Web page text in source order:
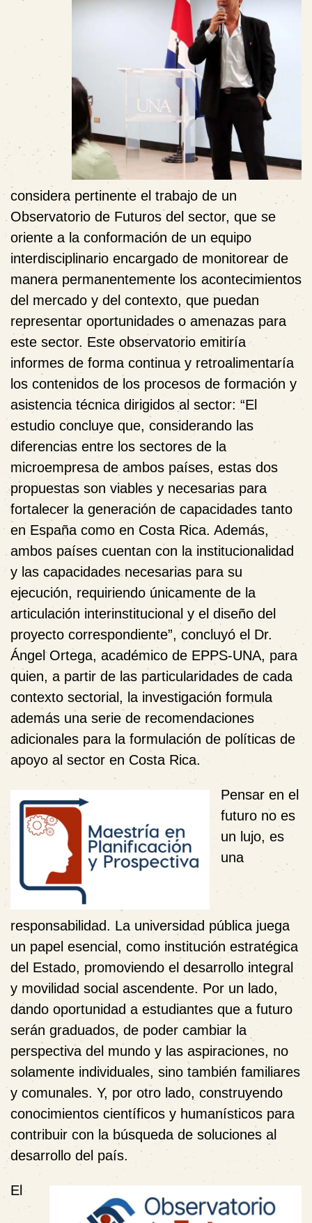
considera pertinente el trabajo de un
Observatorio de Futuros del sector, que se
oriente a la conformación de un equipo
interdisciplinario encargado de monitorear de
manera permanentemente los acontecimientos
del mercado y del contexto, que puedan
representar oportunidades o amenazas para
este sector. Este observatorio emitiría
informes de forma continua y retroalimentaría
los contenidos de los procesos de formación y
asistencia técnica dirigidos al sector: “El
estudio concluye que, considerando las
diferencias entre los sectores de la
microempresa de ambos países, estas dos
propuestas son viables y necesarias para
fortalecer la generación de capacidades tanto
en España como en Costa Rica. Además,
ambos países cuentan con la institucionalidad
y las capacidades necesarias para su
ejecución, requiriendo únicamente de la
articulación interinstitucional y el diseño del
proyecto correspondiente”, concluyó el Dr.
Ángel Ortega, académico de EPPS-UNA, para
quien, a partir de las particularidades de cada
contexto sectorial, la investigación formula
además una serie de recomendaciones
adicionales para la formulación de políticas de
apoyo al sector en Costa Rica.
Pensar en el
futuro no es
un lujo, es
una
responsabilidad. La universidad pública juega
un papel esencial, como institución estratégica
del Estado, promoviendo el desarrollo integral
y movilidad social ascendente. Por un lado,
dando oportunidad a estudiantes que a futuro
serán graduados, de poder cambiar la
perspectiva del mundo y las aspiraciones, no
solamente individuales, sino también familiares
y comunales. Y, por otro lado, construyendo
conocimientos científicos y humanísticos para
contribuir con la búsqueda de soluciones al
desarrollo del país.
El